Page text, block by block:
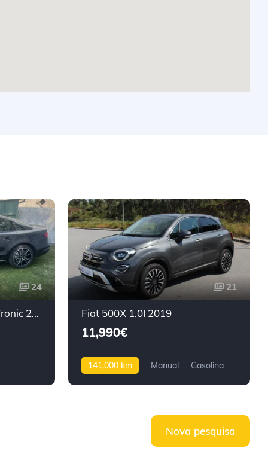
24
Audi A4 2.0Tdi S Line S Tronic 2014 Nacional
21
Fiat 500X 1.0I 2019
11,990€
141,000 km Manual
Gasolina
Nova pesquisa